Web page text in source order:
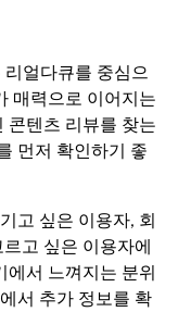
리얼다큐를 중심으
매력으로 이어지는
콘텐츠 리뷰를 찾는
먼저 확인하기 좋
고 싶은 이용자, 회
고 싶은 이용자에
에서 느껴지는 분위
서 추가 정보를 확